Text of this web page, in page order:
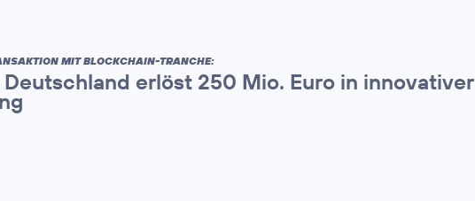
MIT BLOCKCHAIN-TRANCHE:
erlöst 250 Mio. Euro in innovativer